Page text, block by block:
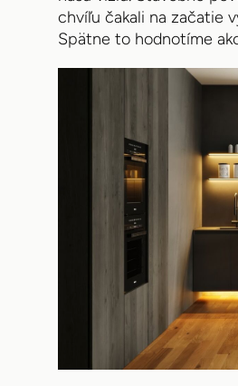
chvíľu čakali na začatie
Spätne to hodnotíme